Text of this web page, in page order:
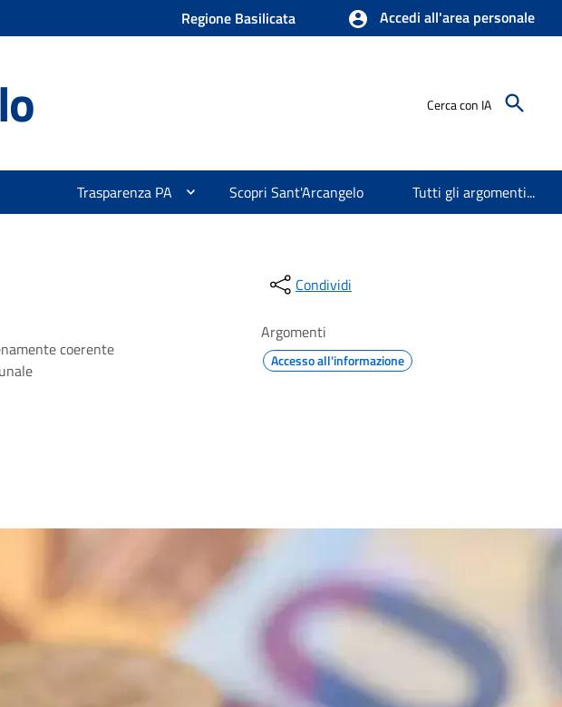
Regione Basilicata Accedi all'area personale
Cerca con IA
Trasparenza PA Scopri Sant'Arcangelo Tutti gli argomenti...
coerente
Condividi
Argomenti
Accesso all'informazione